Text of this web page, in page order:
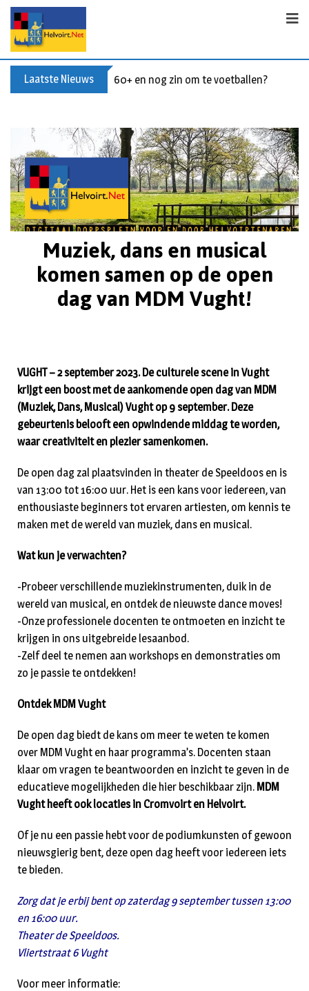
Laatste Nieuws 60+ en nog zin om te voetballen? Kom
Muziek, dans en musical
komen samen op de open
dag van MDM Vught!
VUGHT – 2 september 2023. De culturele scene in Vught
krijgt een boost met de aankomende open dag van MDM
(Muziek, Dans, Musical) Vught op 9 september. Deze
gebeurtenis belooft een opwindende middag te worden,
waar creativiteit en plezier samenkomen.
De open dag zal plaatsvinden in theater de Speeldoos en is
van 13:00 tot 16:00 uur. Het is een kans voor iedereen, van
enthousiaste beginners tot ervaren artiesten, om kennis te
maken met de wereld van muziek, dans en musical.
Wat kun je verwachten?
-Probeer verschillende muziekinstrumenten, duik in de
wereld van musical, en ontdek de nieuwste dance moves!
-Onze professionele docenten te ontmoeten en inzicht te
krijgen in ons uitgebreide lesaanbod.
-Zelf deel te nemen aan workshops en demonstraties om
zo je passie te ontdekken!
Ontdek MDM Vught
De open dag biedt de kans om meer te weten te komen
over MDM Vught en haar programma’s. Docenten staan
klaar om vragen te beantwoorden en inzicht te geven in de
educatieve mogelijkheden die hier beschikbaar zijn. MDM
Vught heeft ook locaties in Cromvoirt en Helvoirt.
Of je nu een passie hebt voor de podiumkunsten of gewoon
nieuwsgierig bent, deze open dag heeft voor iedereen iets
te bieden.
Zorg dat je erbij bent op zaterdag 9 september tussen 13:00
en 16:00 uur.
Theater de Speeldoos.
Vliertstraat 6 Vught
Voor meer informatie: